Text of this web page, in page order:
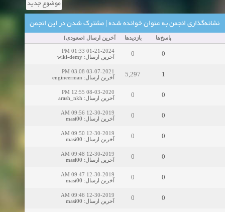
موضوع جدید
نشانه‌گذاری انجمن به عنوان خوانده شده مشترک شدن در این انجمن
پاسخ‌ها بازدید‌ها آخرین ارسال [صعودی]
0
0
01-21-2024 01:33 PM
آخرین ارسال:
wiki-demy
1
5,297
03-07-2021 03:08 PM
آخرین ارسال:
engineerman
0
0
08-03-2020 12:55 PM
آخرین ارسال:
arash_nkh
0
0
12-30-2019 09:56 AM
آخرین ارسال:
masi00
0
0
12-30-2019 09:50 AM
آخرین ارسال:
masi00
0
0
12-30-2019 09:48 AM
آخرین ارسال:
masi00
0
0
12-30-2019 09:47 AM
آخرین ارسال:
masi00
0
0
12-30-2019 09:46 AM
آخرین ارسال:
masi00